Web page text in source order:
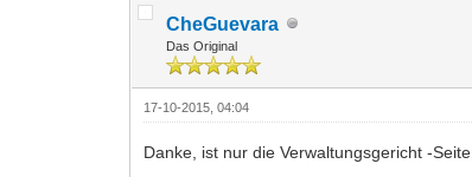
CheGuevara
Das Original
17-10-2015, 04:04
Danke, ist nur die Verwaltungsgericht -